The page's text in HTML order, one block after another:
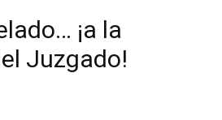
¡a la
Juzgado!